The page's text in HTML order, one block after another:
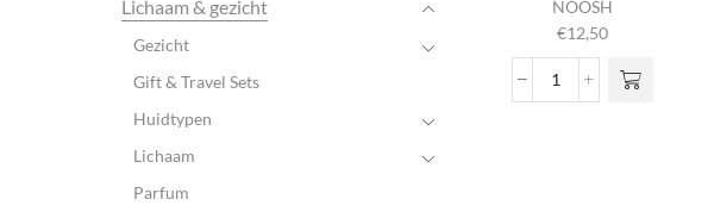
NOOSH
€12,50
Summer Love Lip Mask
Lichaam & gezicht
Gezicht
Gift & Travel Sets
Huidtypen
Lichaam
Parfum